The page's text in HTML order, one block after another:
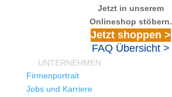
Jetzt in unserem
Onlineshop stöbern.
Jetzt shoppen >
FAQ Übersicht >
UNTERNEHMEN
Firmenportrait
Jobs und Karriere